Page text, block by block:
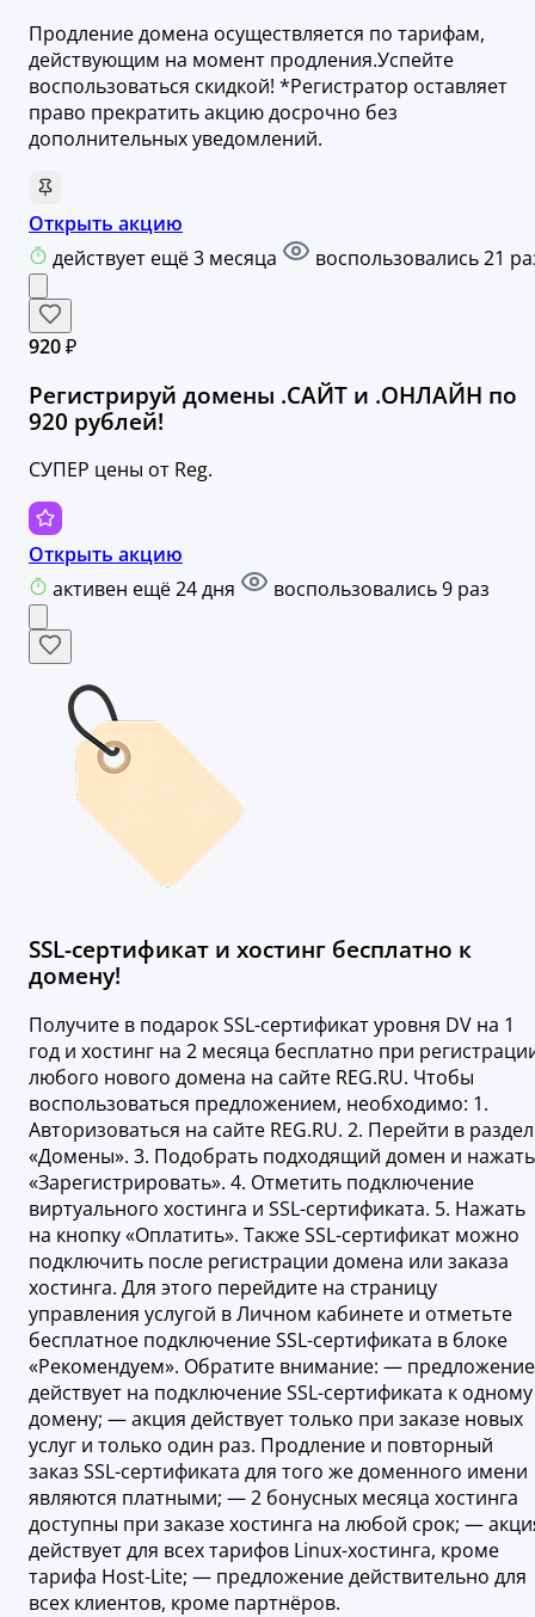
Продление домена осуществляется по тарифам,
действующим на момент продления.Успейте
воспользоваться скидкой! *Регистратор оставляет
право прекратить акцию досрочно без
дополнительных уведомлений.
Открыть акцию
действует ещё 3 месяца
воспользовались 21
920 ₽
Регистрируй домены .САЙТ и .ОНЛАЙН по
920 рублей!
СУПЕР цены от Reg.
Открыть акцию
активен ещё 24 дня
воспользовались 9 раз
SSL-сертификат и хостинг бесплатно к
домену!
Получите в подарок SSL-сертификат уровня DV на 1
год и хостинг на 2 месяца бесплатно при
любого нового домена на сайте REG.RU. Чтобы
воспользоваться предложением, необходимо: 1.
Авторизоваться на сайте REG.RU. 2. Перейти в раздел
«Домены». 3. Подобрать подходящий домен и нажать
«Зарегистрировать». 4. Отметить подключение
виртуального хостинга и SSL-сертификата. 5. Нажать
на кнопку «Оплатить». Также SSL-сертификат можно
подключить после регистрации домена или заказа
хостинга. Для этого перейдите на страницу
управления услугой в Личном кабинете и отметьте
бесплатное подключение SSL-сертификата в блоке
«Рекомендуем». Обратите внимание: — предложение
действует на подключение SSL-сертификата к одному
домену; — акция действует только при заказе новых
услуг и только один раз. Продление и повторный
заказ SSL-сертификата для того же доменного имени
являются платными; — 2 бонусных месяца хостинга
доступны при заказе хостинга на любой срок; —
действует для всех тарифов Linux-хостинга, кроме
тарифа Host-Lite; — предложение действительно для
всех клиентов, кроме партнёров.